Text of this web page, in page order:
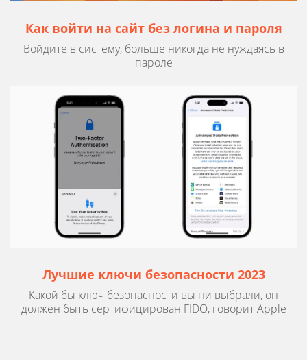
Как войти на сайт без логина и пароля
Войдите в систему, больше никогда не нуждаясь в
пароле
Лучшие ключи безопасности 2023
Какой бы ключ безопасности вы ни выбрали, он
должен быть сертифицирован FIDO, говорит Apple